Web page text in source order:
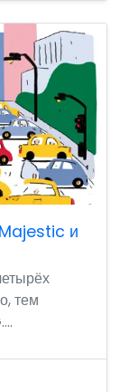
и
тем